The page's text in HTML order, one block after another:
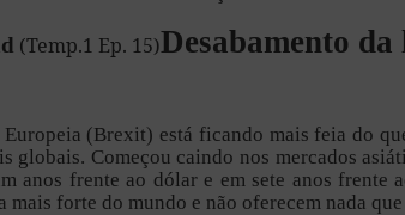
(Temp.1 Ep. 15)Desabamento
(Brexit) está ficando mais feia do
globais. Começou caindo nos mercados
anos frente ao dólar e em sete anos frente
forte do mundo e não oferecem nada